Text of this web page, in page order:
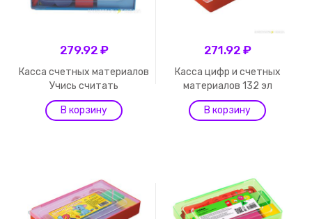
279.92 ₽
Касса счетных материалов
Учись считать
271.92 ₽
Касса цифр и счетных
материалов 132 эл